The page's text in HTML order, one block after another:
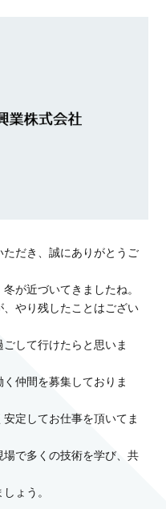
だき、誠にありがとうご
が近づいてきましたね。
やり残したことはござい
して行けたらと思いま
仲間を募集しておりま
定してお仕事を頂いてま
で多くの技術を学び、共
ょう。